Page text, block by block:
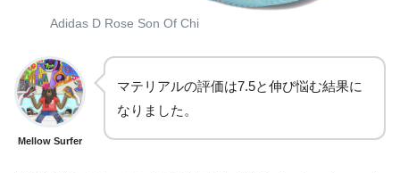
Adidas D Rose Son Of Chi
Mellow Surfer
マテリアルの評価は7.5と伸び悩む結果に
なりました。